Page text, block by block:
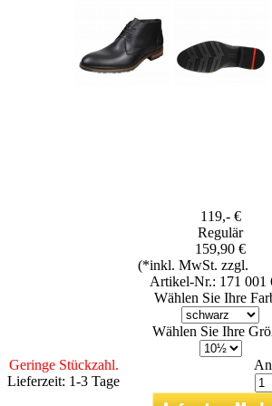
119,- €
Regulär
159,90 €
(*inkl. MwSt. zzgl.
Artikel-Nr.: 171 001
Wählen Sie Ihre
Wählen Sie Ihre
Geringe Stückzahl.
Lieferzeit: 1-3 Tage